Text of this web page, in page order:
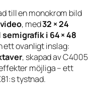
till en monokrom bild
, med32 × 24
semigrafik i 64 × 48
ett ovanligt inslag:
, skapad av C4005
möjliga – ett
tystnad.